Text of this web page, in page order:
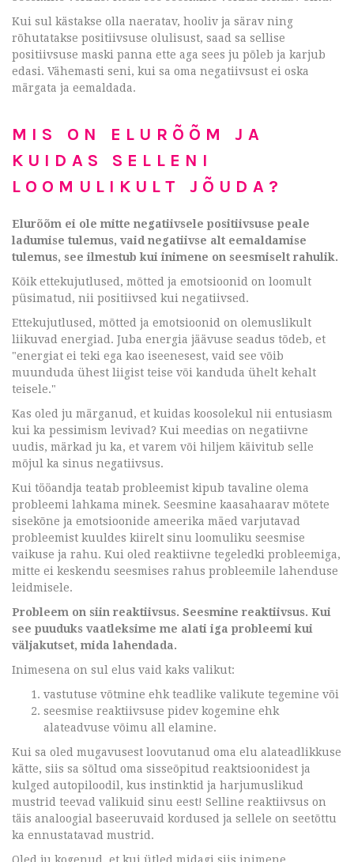
Kui sul kästakse olla naeratav, hooliv ja särav ning
rõhutatakse positiivsuse olulisust, saad sa sellise
positiivsuse maski panna ette aga sees ju põleb ja karjub
edasi. Vähemasti seni, kui sa oma negatiivsust ei oska
märgata ja eemaldada.
MIS ON ELURÕÕM JA
KUIDAS SELLENI
LOOMULIKULT JÕUDA?
Elurõõm ei ole mitte negatiivsele positiivsuse peale
ladumise tulemus, vaid negatiivse alt eemaldamise
tulemus, see ilmestub kui inimene on seesmiselt rahulik.
Kõik ettekujutlused, mõtted ja emotsioonid on loomult
püsimatud, nii positiivsed kui negatiivsed.
Ettekujutlused, mõtted ja emotsioonid on olemuslikult
liikuvad energiad. Juba energia jäävuse seadus tõdeb, et
"energiat ei teki ega kao iseenesest, vaid see võib
muunduda ühest liigist teise või kanduda ühelt kehalt
teisele."
Kas oled ju märganud, et kuidas koosolekul nii entusiasm
kui ka pessimism levivad? Kui meedias on negatiivne
uudis, märkad ju ka, et varem või hiljem käivitub selle
mõjul ka sinus negatiivsus.
Kui tööandja teatab probleemist kipub tavaline olema
probleemi lahkama minek. Seesmine kaasahaarav mõtete
sisekõne ja emotsioonide ameerika mäed varjutavad
probleemist kuuldes kiirelt sinu loomuliku seesmise
vaikuse ja rahu. Kui oled reaktiivne tegeledki probleemiga,
mitte ei keskendu seesmises rahus probleemile lahenduse
leidmisele.
Probleem on siin reaktiivsus. Seesmine reaktiivsus. Kui
see puuduks vaatleksime me alati iga probleemi kui
väljakutset, mida lahendada.
Inimesena on sul elus vaid kaks valikut:
vastutuse võtmine ehk teadlike valikute tegemine või
seesmise reaktiivsuse pidev kogemine ehk
alateadvuse võimu all elamine.
Kui sa oled mugavusest loovutanud oma elu alateadlikkuse
kätte, siis sa sõltud oma sisseõpitud reaktsioonidest ja
kulged autopiloodil, kus instinktid ja harjumuslikud
mustrid teevad valikuid sinu eest! Selline reaktiivsus on
täis analoogial baseeruvaid kordused ja sellele on seetõttu
ka ennustatavad mustrid.